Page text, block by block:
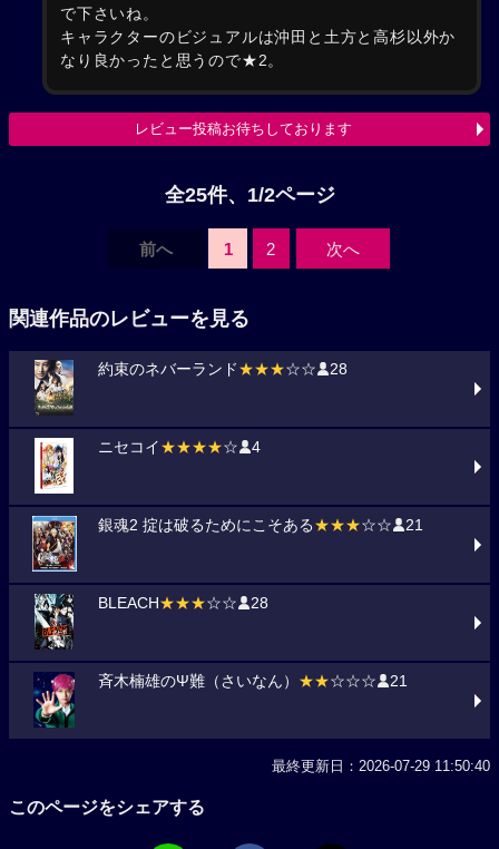
で下さいね。
キャラクターのビジュアルは沖田と土方と高杉以外か
なり良かったと思うので★2。
レビュー投稿お待ちしております
全25件、1/2ページ
前へ 1 2 次へ
関連作品のレビューを見る
約束のネバーランド ★★★☆☆ 28
ニセコイ ★★★★☆ 4
銀魂2 掟は破るためにこそある ★★★☆☆ 21
BLEACH ★★★☆☆ 28
斉木楠雄のΨ難（さいなん） ★★☆☆☆ 21
最終更新日：2026-07-29 11:50:40
このページをシェアする